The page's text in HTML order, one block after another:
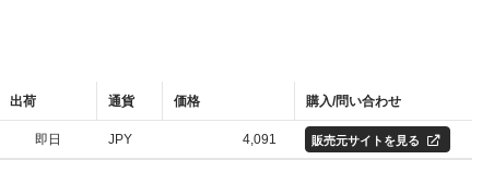
出荷 通貨 価格
購入/問い合わせ
即日 JPY 4,091 販売元サイトを見る